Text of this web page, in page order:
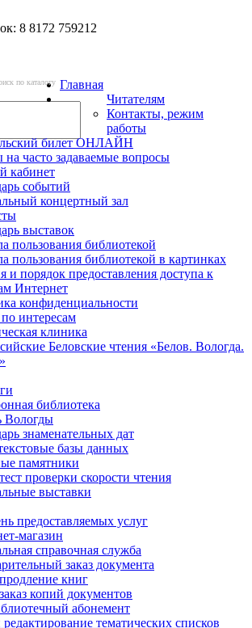
8 8172 759212
по каталогу Главная
Читателям
Контакты, режим
работы
билет ОНЛАЙН
на часто задаваемые вопросы
кабинет
событий
концертный зал
выставок
пользования библиотекой
пользования библиотекой в картинках
и порядок предоставления доступа к
Интернет
конфиденциальности
интересам
клиника
Беловские чтения «Белов. Вологда.
библиотека
Вологды
знаменательных дат
базы данных
памятники
проверки скорости чтения
выставки
предоставляемых услуг
магазин
справочная служба
заказ документа
книг
копий документов
абонемент
редактирование тематических списков